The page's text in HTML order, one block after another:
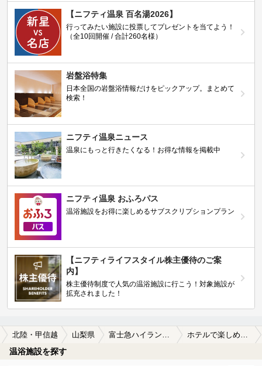
【ニフティ温泉 百名湯2026】
行ってみたい施設に投票してプレゼントを当てよう！
（全10回開催 / 合計260名様）
岩盤浴特集
日本全国の岩盤浴情報だけをピックアップ。まとめて
検索！
ニフティ温泉ニュース
温泉にもっと行きたくなる！お得な情報を掲載中
ニフティ温泉 おふろパス
温浴施設をお得に楽しめるサブスクリプションプラン
【ニフティライフスタイル株主優待のご案
内】
株主優待制度で人気の温浴施設に行こう！対象施設が
拡充されました！
北陸・甲信越 山梨県 富士急ハイランド駅 ホテルで楽しめる富士急ハイランド駅近くの温泉、日帰り温泉、スーパー銭湯おすすめ
温浴施設を探す